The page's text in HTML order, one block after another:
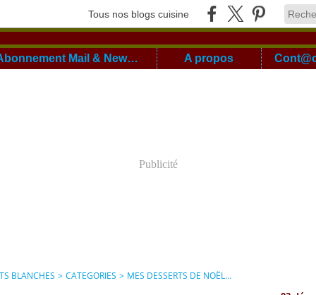
Tous nos blogs cuisine
Abonnement Mail & Newsletter A propos
Publicité
BLANCHES > CATEGORIES > MES DESSERTS DE NOËL…